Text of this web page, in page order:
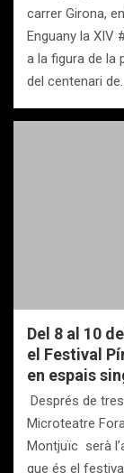
carrer Girona,
Enguany la XIV
a la figura de la
del centenari
Del 8 al 10
el Festival
en espais
Després de
Microteatre
Montjuïc serà
que és el